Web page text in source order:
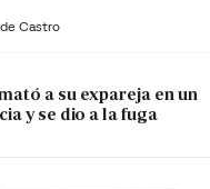
Castro
a su expareja en un
y se dio a la fuga